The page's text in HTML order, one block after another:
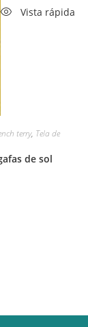
Vista rápida
terry, Tela de
de sol